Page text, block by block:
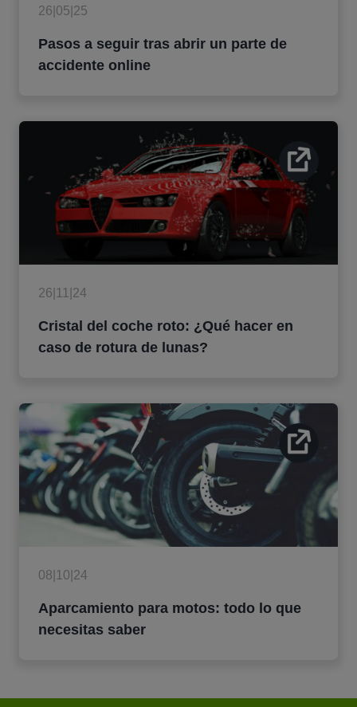
26|05|25
Pasos a seguir tras abrir un parte de
accidente online
26|11|24
Cristal del coche roto: ¿Qué hacer en
caso de rotura de lunas?
08|10|24
Aparcamiento para motos: todo lo que
necesitas saber